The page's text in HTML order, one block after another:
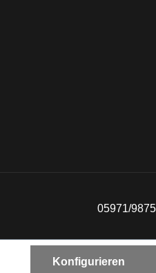
05971/
Konfigurieren